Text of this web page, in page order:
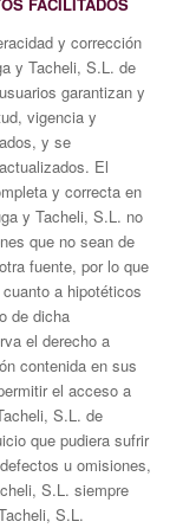
y corrección
y Tacheli, S.L. de
garantizan y
vigencia y
y se
El
y correcta en
y Tacheli, S.L. no
que no sean de
fuente, por lo que
a hipotéticos
de dicha
el derecho a
contenida en sus
el acceso a
S.L. de
que pudiera sufrir
u omisiones,
S.L. siempre
S.L.